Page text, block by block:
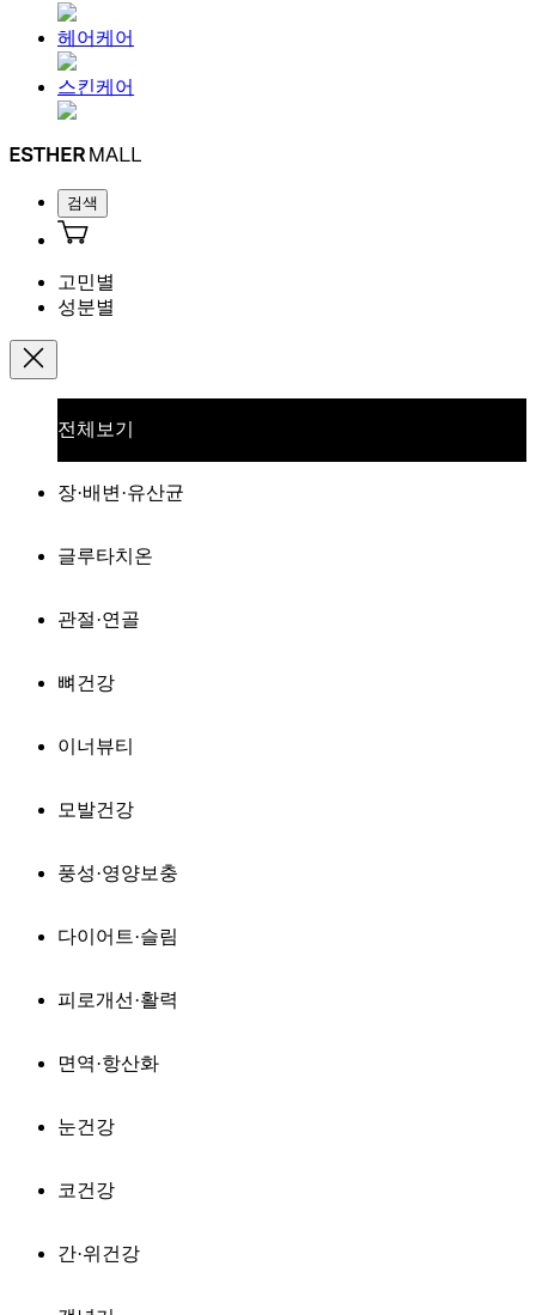
헤어케어
스킨케어
검색
고민별
성분별
전체보기
장·배변·유산균
글루타치온
관절·연골
뼈건강
이너뷰티
모발건강
풍성·영양보충
다이어트·슬림
피로개선·활력
면역·항산화
눈건강
코건강
간·위건강